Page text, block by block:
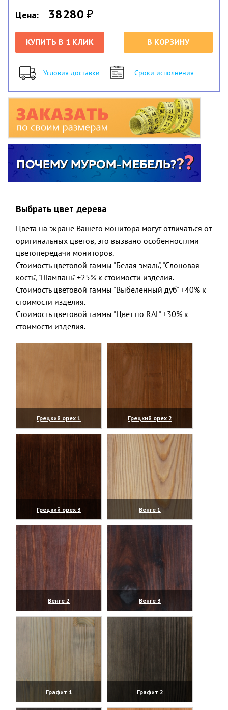
Цена: 38280₽
КУПИТЬ В 1 КЛИК В КОРЗИНУ
Условия доставки Сроки исполнения
Выбрать цвет дерева
Цвета на экране Вашего монитора могут отличаться от
оригинальных цветов, это вызвано особенностями
цветопередачи мониторов.
Стоимость цветовой гаммы "Белая эмаль", "Слоновая
кость", "Шампань" +25% к стоимости изделия.
Стоимость цветовой гаммы "Выбеленный дуб" +40% к
стоимости изделия.
Стоимость цветовой гаммы "Цвет по RAL" +30% к
стоимости изделия.
Грецкий орех 1
(увеличить)
Грецкий орех 2
(увеличить)
Грецкий орех 3
(увеличить)
Венге 1
(увеличить)
Венге 2
(увеличить)
Венге 3
(увеличить)
Графит 1
(увеличить)
Графит 2
(увеличить)